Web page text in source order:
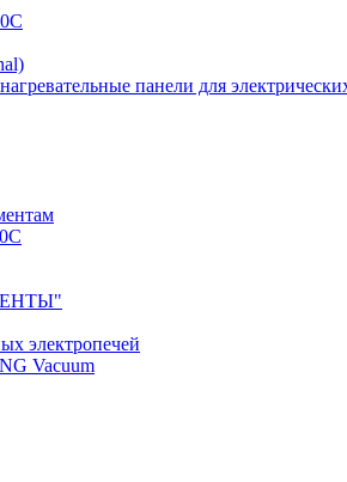
панели для
электропечей
Vacuum